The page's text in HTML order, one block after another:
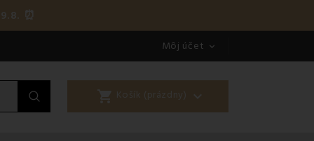
⏰
Môj účet 
shopping_cart Košík (prázdny) 